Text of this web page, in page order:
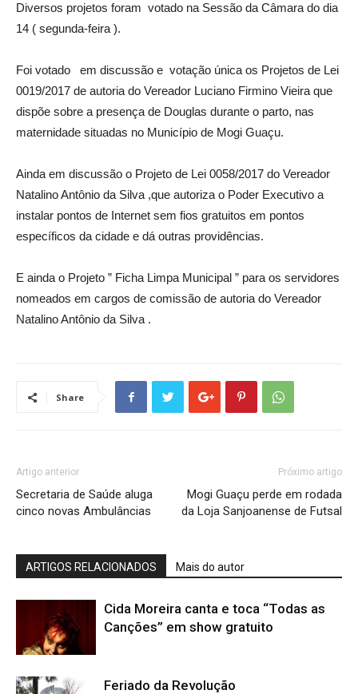
Diversos projetos foram votado na Sessão da Câmara do dia
14 ( segunda-feira ).
Foi votado em discussão e votação única os Projetos de Lei
0019/2017 de autoria do Vereador Luciano Firmino Vieira que
dispõe sobre a presença de Douglas durante o parto, nas
maternidade situadas no Município de Mogi Guaçu.
Ainda em discussão o Projeto de Lei 0058/2017 do Vereador
Natalino Antônio da Silva ,que autoriza o Poder Executivo a
instalar pontos de Internet sem fios gratuitos em pontos
específicos da cidade e dá outras providências.
E ainda o Projeto ” Ficha Limpa Municipal ” para os servidores
nomeados em cargos de comissão de autoria do Vereador
Natalino Antônio da Silva .
Share
Artigo anterior
Secretaria de Saúde aluga
cinco novas Ambulâncias
Próximo artigo
Mogi Guaçu perde em rodada
da Loja Sanjoanense de Futsal
ARTIGOS RELACIONADOS Mais do autor
Cida Moreira canta e toca “Todas as
Canções” em show gratuito
Feriado da Revolução